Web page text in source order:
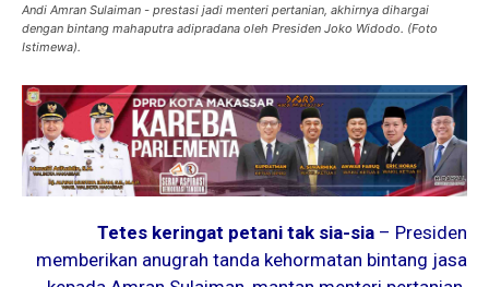
Andi Amran Sulaiman - prestasi jadi menteri pertanian, akhirnya dihargai
dengan bintang mahaputra adipradana oleh Presiden Joko Widodo. (Foto
Istimewa).
Tetes keringat petani tak sia-sia – Presiden
memberikan anugrah tanda kehormatan bintang jasa